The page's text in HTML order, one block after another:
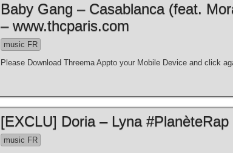
Baby Gang – Casablanca (feat.
– www.thcparis.com
music FR
Please Download Threema Appto your Mobile Device and click
[EXCLU] Doria – Lyna #PlanèteRap
music FR